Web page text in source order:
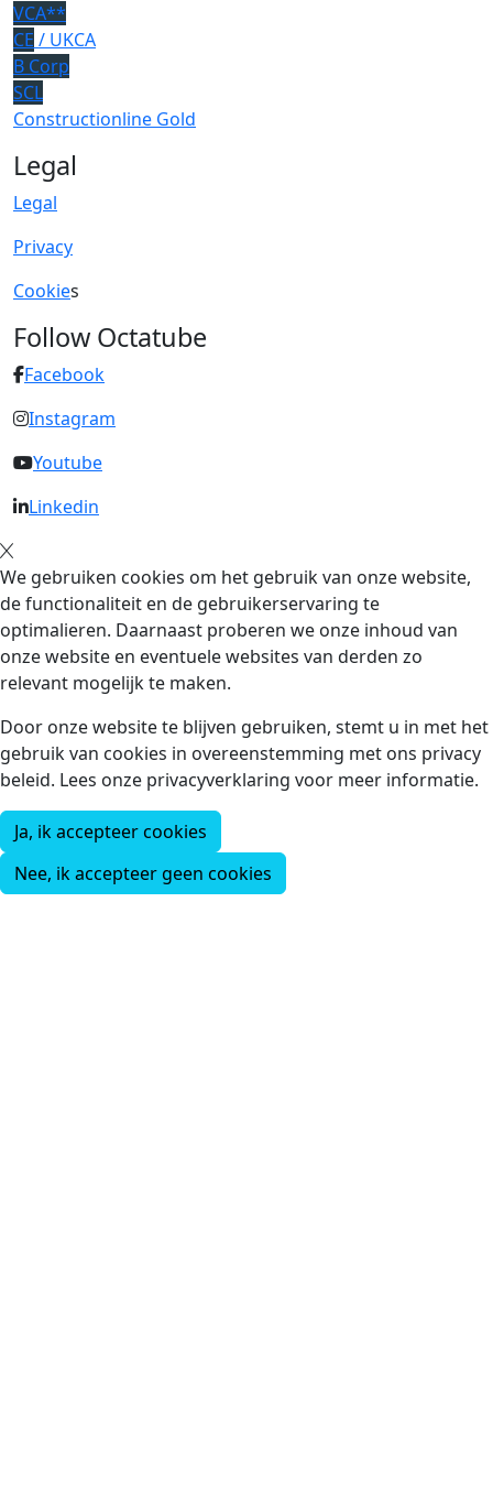
VCA**
CE / UKCA
B Corp
SCL
Constructionline Gold
Legal
Legal
Privacy
Cookies
Follow Octatube
Facebook
Instagram
Youtube
Linkedin
We gebruiken cookies om het gebruik van onze website,
de functionaliteit en de gebruikerservaring te
optimalieren. Daarnaast proberen we onze inhoud van
onze website en eventuele websites van derden zo
relevant mogelijk te maken.
Door onze website te blijven gebruiken, stemt u in met het
gebruik van cookies in overeenstemming met ons privacy
beleid. Lees onze privacyverklaring voor meer informatie.
Ja, ik accepteer cookies
Nee, ik accepteer geen cookies